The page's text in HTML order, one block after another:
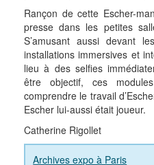
Rançon de cette Escher-
presse dans les petites
S’amusant aussi devant
installations immersives et
lieu à des selfies
être objectif, ces
comprendre le travail
Escher lui-aussi était joueur.
Catherine Rigollet
Archives expo à Paris